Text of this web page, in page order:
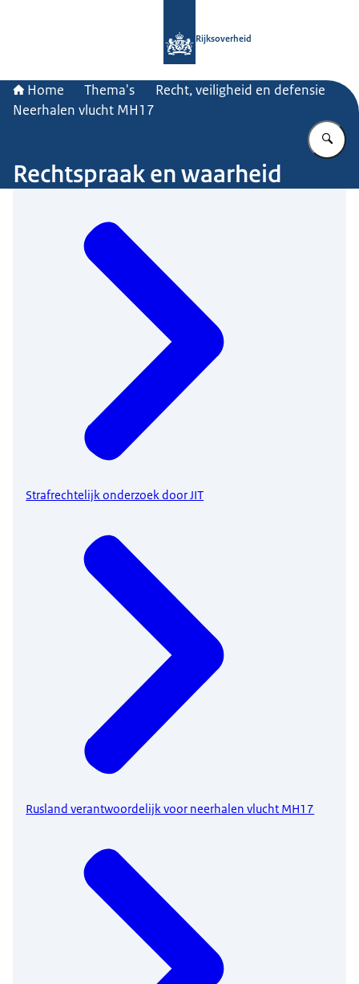
Rijksoverheid
Home Thema's
Recht, veiligheid en defensie
Neerhalen vlucht MH17
Rechtspraak en waarheid
Strafrechtelijk onderzoek door JIT
Rusland verantwoordelijk voor neerhalen vlucht MH17